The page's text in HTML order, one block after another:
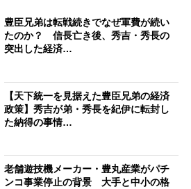
豊臣兄弟は転戦続きでなぜ軍費が続い
たのか？ 信長亡き後、秀吉・秀長の
突出した経済…
【天下統一を見据えた豊臣兄弟の経済
政策】秀吉が弟・秀長を紀伊に転封し
た納得の事情…
老舗遊技機メーカー・豊丸産業がパチ
ンコ事業停止の背景 大手と中小の格